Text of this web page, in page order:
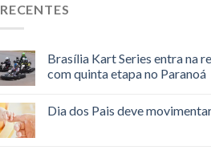
RECENTES
Brasília Kart Series entra na
com quinta etapa no Paranoá
Dia dos Pais deve